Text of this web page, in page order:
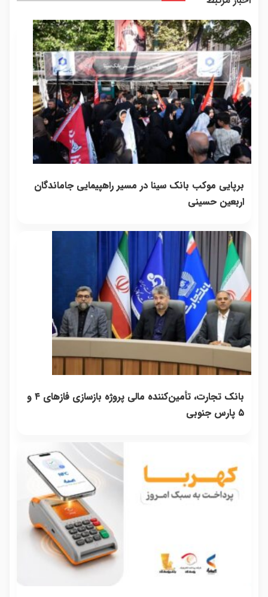
واقعی*
داره
بلفا با
25%
تخفیف
برپایی موکب بانک سینا در مسیر راهپیمایی جاماندگان
اربعین حسینی
بانک تجارت، تأمین‌کننده مالی پروژه بازسازی فازهای ۴ و
۵ پارس جنوبی